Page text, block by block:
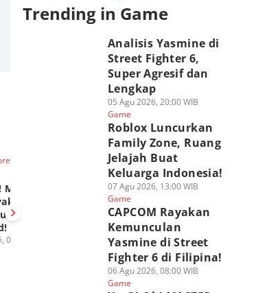
100
08:00 WIB
CAPCOM Rayakan
Kemunculan
Yasmine di Street
Fighter 6 di Filipina!
06 Agu 2026, 08:00 WIB
Analisis
Super Agresif
Lengkap
05 Agu 2026, 20:00
Game
Trending in Game
Analisis Yasmine di
Street Fighter 6,
Super Agresif dan
Lengkap
05 Agu 2026, 20:00 WIB
Game
Roblox Luncurkan
Family Zone, Ruang
Jelajah Buat
Keluarga Indonesia!
07 Agu 2026, 13:00 WIB
Game
CAPCOM Rayakan
Kemunculan
Yasmine di Street
Fighter 6 di Filipina!
06 Agu 2026, 08:00 WIB
Game